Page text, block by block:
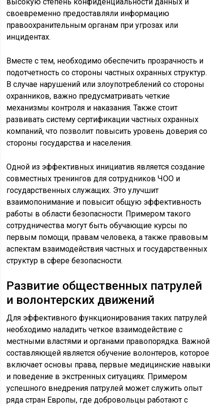
своевременно предоставляли информацию
правоохранительным органам при угрозах или
инцидентах.
Вместе с тем, необходимо обеспечить прозрачность и
подотчетность со стороны частных охранных структур.
В случае нарушений или злоупотреблений со стороны
охранников, важно предусматривать четкие
механизмы контроля и наказания. Также стоит
развивать систему сертификации частных охранных
компаний, что позволит повысить уровень доверия со
стороны государства и населения.
Одной из эффективных инициатив является создание
совместных тренингов для сотрудников ЧОО и
государственных служащих. Это улучшит
взаимопонимание и повысит общую эффективность
работы в области безопасности. Примером такого
сотрудничества могут быть обучающие курсы по
первым помощи, правам человека, а также правовым
аспектам взаимодействия частных и государственных
структур в сфере безопасности.
Развитие общественных патрулей
и волонтерских движений
Для эффективного функционирования таких патрулей
необходимо наладить четкое взаимодействие с
местными властями и органами правопорядка. Важной
составляющей является обучение волонтеров, которое
включает основы права, первые медицинские навыки
и поведение в экстренных ситуациях. Примером
успешного внедрения патрулей может служить опыт
ряда стран Европы, где добровольцы работают с